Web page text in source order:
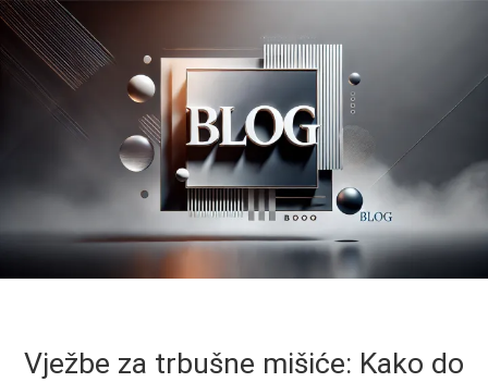
Vježbe za trbušne mišiće: Kako do